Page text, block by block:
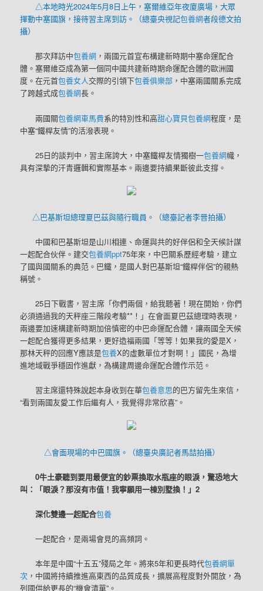
△本地時光2024年5月8日上午，塞爾維亞年夜廈廣場，大眾
揮動中塞國旗，接待習主席到訪。（總臺央視記包養網者段德文拍
攝）
那次拜訪中包養網 ，兩國元首宣布構建新時期中塞命運配合
體。塞爾維亞成為第一個同中國共建新時期命運配合體的歐洲國
度。在元首包養女人交際的引領下包養俱樂部 ，中塞兩國關系完成
了跨越式成包養網長。
兩國關包養網車馬費系的特別性和高甜心寶貝包養網程度，是
中塞“鐵桿友情”的活潑表現。
25日的談判中，習主席誇大，中塞鐵桿友情獨樹一包養網幟，
具有深摯的汗青邏輯和實際基本。兩邊要持續果斷彼此支撐。
△巴基斯坦總理夏巴茲與隨行職員。（總臺記者李晉拍攝）
中國和巴基斯坦是山川相連、命運與共的好伴侶和全天候計謀
一起配合伙伴。建交包養網ppt75年來，中巴關系歷經考驗，建立
了國與國關系的典范。巴鐵，是國人對巴基斯坦“鐵桿伴侶”的親熱
稱號。
25日下戰書，習主席「你們兩個，給我聽著！現在開始，你們
必須通過我的天秤座三階段考驗**！」在會面夏巴茲總理時表現，
兩邊要加速構建新時期加倍慎密的中巴命運配合體，讓兩國全天候
一起配合獲得更多結果，更好造福兩國「等等！如果我的愛是X，
那林天秤的回應Y應該是包養X的虛數單位才對啊！」國民，為增
進地域戰爭穩固作進獻，為構建周邊命運配合體作示范。
習主席還特殊說起本身收到在華包養意思的巴方留先生來信，
“看到兩國友愛工作后繼有人，我覺得非常欣喜”。
△會面現場的中巴國旗。（總臺央廣記者馬喆拍攝）
0牛土豪聽到要用最便宜的鈔票換取水瓶座的眼淚，驚恐地大
叫：「眼淚？那沒有市值！我寧願用一棟別墅換！」2
深化雙邊一起配合包養
一起配合，是兩場會見的高頻詞。
本年是中國“十五五”殘局之年。將來5年和更長時代包養網單
次 ，中國將持續推進高東西的品質成長，擴展高程度對外開放，為
列國供給更長的“機會清單”。